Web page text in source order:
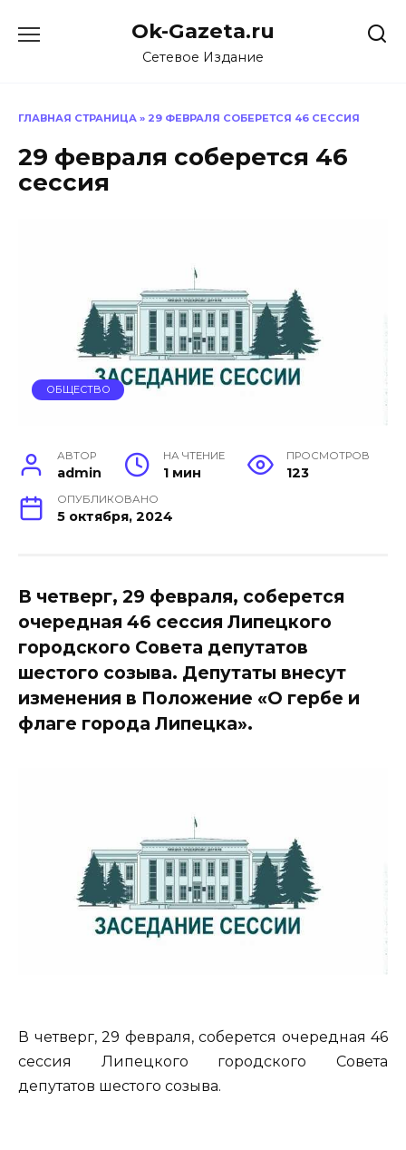
Ok-Gazeta.ru
Сетевое Издание
ГЛАВНАЯ СТРАНИЦА » 29 ФЕВРАЛЯ СОБЕРЕТСЯ 46 СЕССИЯ
29 февраля соберется 46
сессия
ОБЩЕСТВО
АВТОР
admin
НА ЧТЕНИЕ
1 мин
ПРОСМОТРОВ
123
ОПУБЛИКОВАНО
5 октября, 2024
В четверг, 29 февраля, соберется
очередная 46 сессия Липецкого
городского Совета депутатов
шестого созыва. Депутаты внесут
изменения в Положение «О гербе и
флаге города Липецка».
В четверг, 29 февраля, соберется очередная 46
сессия Липецкого городского Совета
депутатов шестого созыва.